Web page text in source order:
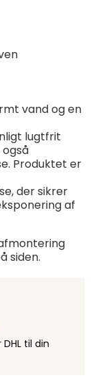
vand og en
lugtfrit
Produktet er
der sikrer
af
siden.
til din